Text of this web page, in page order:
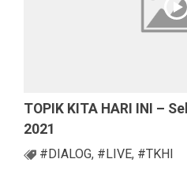
TOPIK KITA HARI INI –
2021
#DIALOG, #LIVE, #TKHI